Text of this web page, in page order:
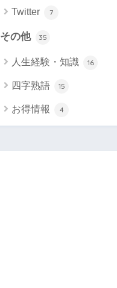
Twitter 7
その他 35
人生経験・知識 16
四字熟語 15
お得情報 4